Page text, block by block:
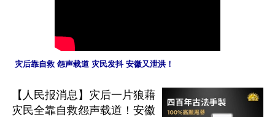
灾后靠自救 怨声载道 灾民发抖 安徽又泄洪！
【人民报消息】灾后一片狼藉
灾民全靠自救怨声载道！安徽